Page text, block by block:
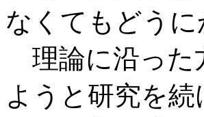
なくてもどう
理論に沿った
ようと研究を